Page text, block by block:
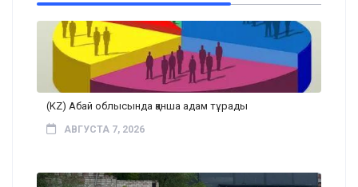
(KZ) Абай облысында қанша адам тұрады
АВГУСТА 7, 2026